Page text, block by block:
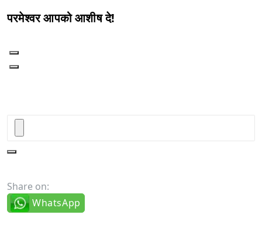
परमेश्वर आपको आशीष दे!
Share on:
WhatsApp